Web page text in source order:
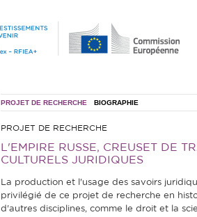
PROJET DE RECHERCHE BIOGRAPHIE
PROJET DE RECHERCHE
L'EMPIRE RUSSE, CREUSET DE
CULTURELS JURIDIQUES
La production et l'usage des savoirs
privilégié de ce projet de recherche en
d'autres disciplines, comme le droit et la